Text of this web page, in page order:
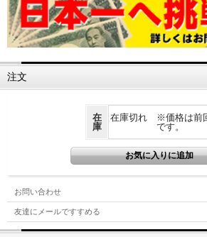
注文
在
庫
在庫切れ ※価格は前
です。
お問い合わせ
友達にメールですすめる